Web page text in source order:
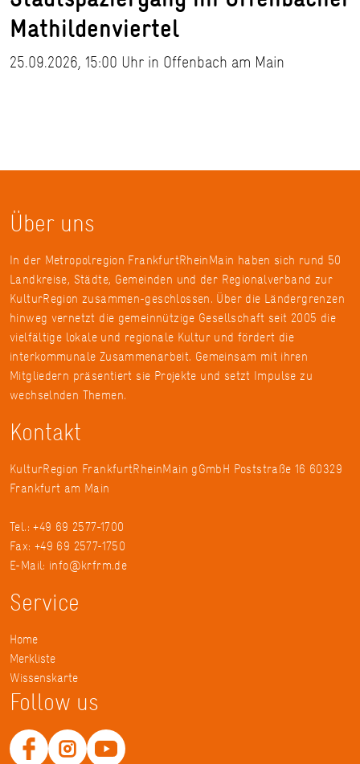
Mathildenviertel
25.09.2026, 15:00 Uhr in Offenbach am Main
Über uns
In der Metropolregion FrankfurtRheinMain haben sich rund 50
Landkreise, Städte, Gemeinden und der Regionalverband zur
KulturRegion zusammen-geschlossen. Über die Ländergrenzen
hinweg vernetzt die gemeinnützige Gesellschaft seit 2005 die
vielfältige lokale und regionale Kultur und fördert die
interkommunale Zusammenarbeit. Gemeinsam mit ihren
Mitgliedern präsentiert sie Projekte und setzt Impulse zu
wechselnden Themen.
Kontakt
KulturRegion FrankfurtRheinMain gGmbH Poststraße 16 60329
Frankfurt am Main
Tel.: +49 69 2577-1700
Fax: +49 69 2577-1750
E-Mail: info@krfrm.de
Service
Home
Merkliste
Wissenskarte
Follow us